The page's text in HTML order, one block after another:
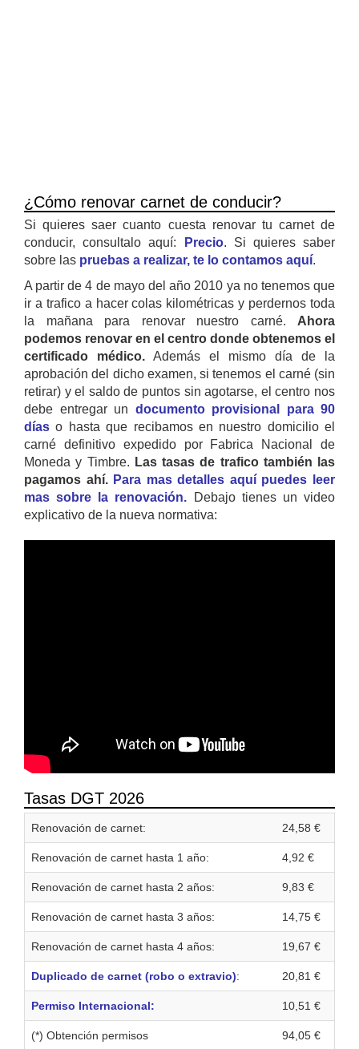
¿Cómo renovar carnet de conducir?
Si quieres saer cuanto cuesta renovar tu carnet de
conducir, consultalo aquí:
Precio. Si quieres saber
sobre las pruebas a realizar, te lo contamos aquí.
A partir de 4 de mayo del año 2010 ya no tenemos que
ir a trafico a hacer colas kilométricas y perdernos toda
la mañana para renovar nuestro carné. Ahora
podemos renovar en el centro donde obtenemos el
certificado médico. Además el mismo día de la
aprobación del dicho examen, si tenemos el carné (sin
retirar) y el saldo de puntos sin agotarse, el centro nos
debe entregar un documento provisional para 90
días o hasta que recibamos en nuestro domicilio el
carné definitivo expedido por Fabrica Nacional de
Moneda y Timbre. Las tasas de trafico también las
pagamos ahí. Para mas detalles aquí puedes leer
mas sobre la renovación. Debajo tienes un video
explicativo de la nueva normativa:
Tasas DGT 2026
Renovación de carnet: 24,58 €
Renovación de carnet hasta 1 año: 4,92 €
Renovación de carnet hasta 2 años: 9,83 €
Renovación de carnet hasta 3 años: 14,75 €
Renovación de carnet hasta 4 años: 19,67 €
Duplicado de carnet (robo o extravio): 20,81 €
Permiso Internacional: 10,51 €
(*) Obtención permisos 94,05 €